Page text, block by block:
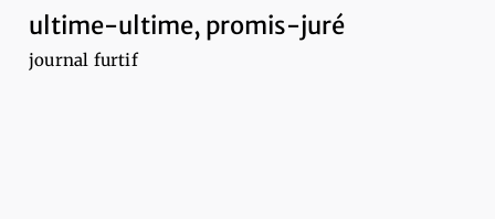
ultime-ultime, promis-juré
journal furtif